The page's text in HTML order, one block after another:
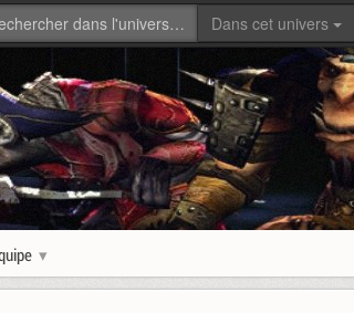
Dans cet univers